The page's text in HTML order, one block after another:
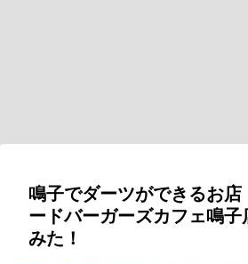
鳴子でダーツができるお店
ードバーガーズカフェ鳴子
みた！